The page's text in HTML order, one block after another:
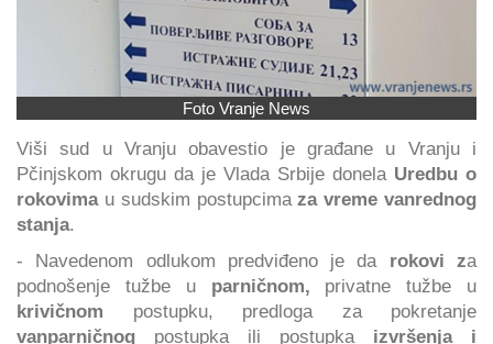
Foto Vranje News
Viši sud u Vranju obavestio je građane u Vranju i
Pčinjskom okrugu da je Vlada Srbije donela Uredbu o
rokovimau sudskim postupcimaza vreme vanrednog
stanja.
- Navedenom odlukom predviđeno je da rokovi za
podnošenje tužbe u parničnom, privatne tužbe u
krivičnom postupku, predloga za pokretanje
vanparničnog postupka ili postupka izvršenja i